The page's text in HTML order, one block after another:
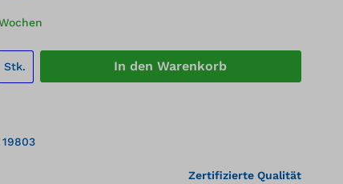
Gib den gewünschten Wert
Stk. In den Warenkorb
19803
Zertifizierte Qualität